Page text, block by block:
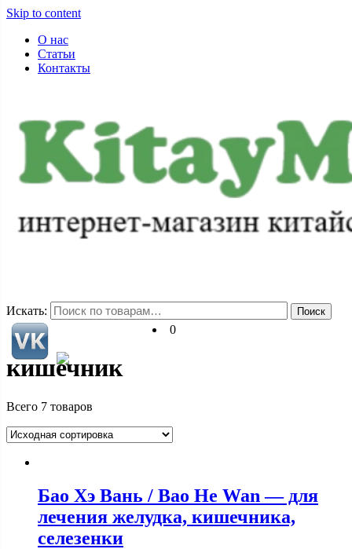
Skip to content
О нас
Статьи
Контакты
Искать: Поиск
0
кишечник
Всего 7 товаров
Бао Хэ Вань / Bao He Wan — для
лечения желудка, кишечника,
селезенки